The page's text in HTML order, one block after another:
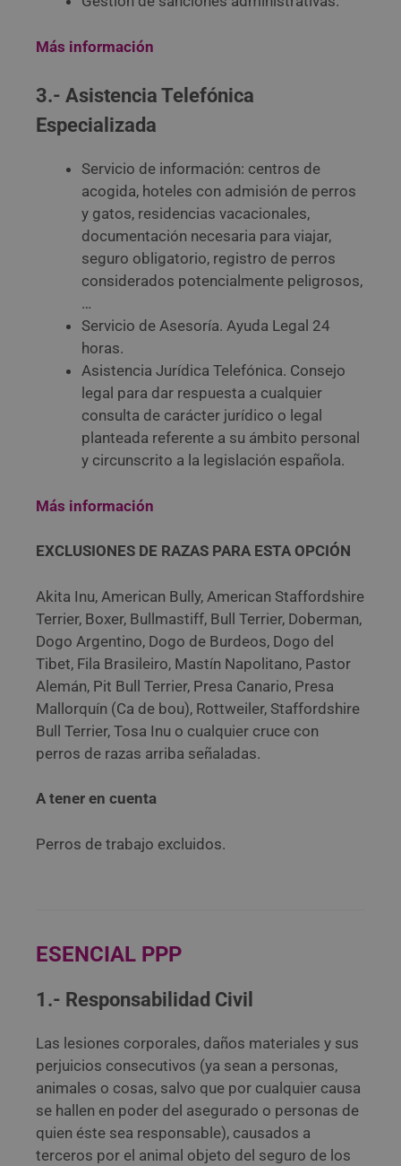
Más información
3.- Asistencia Telefónica
Especializada
Servicio de información: centros de
acogida, hoteles con admisión de perros
y gatos, residencias vacacionales,
documentación necesaria para viajar,
seguro obligatorio, registro de perros
considerados potencialmente peligrosos,
…
Servicio de Asesoría. Ayuda Legal 24
horas.
Asistencia Jurídica Telefónica. Consejo
legal para dar respuesta a cualquier
consulta de carácter jurídico o legal
planteada referente a su ámbito personal
y circunscrito a la legislación española.
Más información
EXCLUSIONES DE RAZAS PARA ESTA OPCIÓN
Akita Inu, American Bully, American Staffordshire
Terrier, Boxer, Bullmastiff, Bull Terrier, Doberman,
Dogo Argentino, Dogo de Burdeos, Dogo del
Tibet, Fila Brasileiro, Mastín Napolitano, Pastor
Alemán, Pit Bull Terrier, Presa Canario, Presa
Mallorquín (Ca de bou), Rottweiler, Staffordshire
Bull Terrier, Tosa Inu o cualquier cruce con
perros de razas arriba señaladas.
A tener en cuenta
Perros de trabajo excluidos.
ESENCIAL PPP
1.- Responsabilidad Civil
Las lesiones corporales, daños materiales y sus
perjuicios consecutivos (ya sean a personas,
animales o cosas, salvo que por cualquier causa
se hallen en poder del asegurado o personas de
quien éste sea responsable), causados a
terceros por el animal objeto del seguro de los